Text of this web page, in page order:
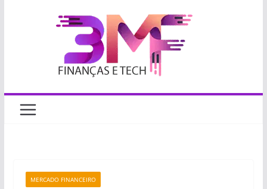
MERCADO FINANCEIRO